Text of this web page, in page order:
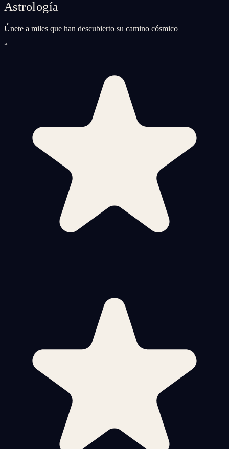
Astrología
Únete a miles que han descubierto su camino cósmico
“